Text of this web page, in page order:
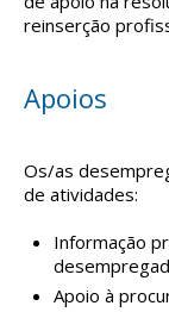
reinserção
Apoios
Os/as
de atividades:
Informação
Apoio à